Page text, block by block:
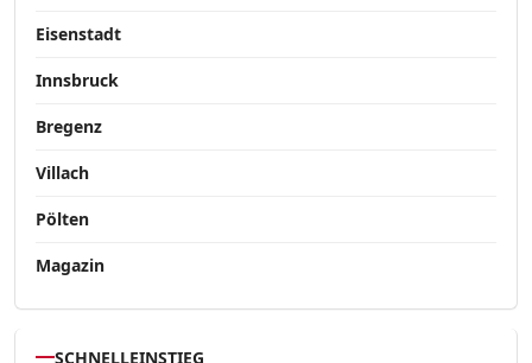
Eisenstadt
Innsbruck
Bregenz
Villach
Pölten
Magazin
SCHNELLEINSTIEG